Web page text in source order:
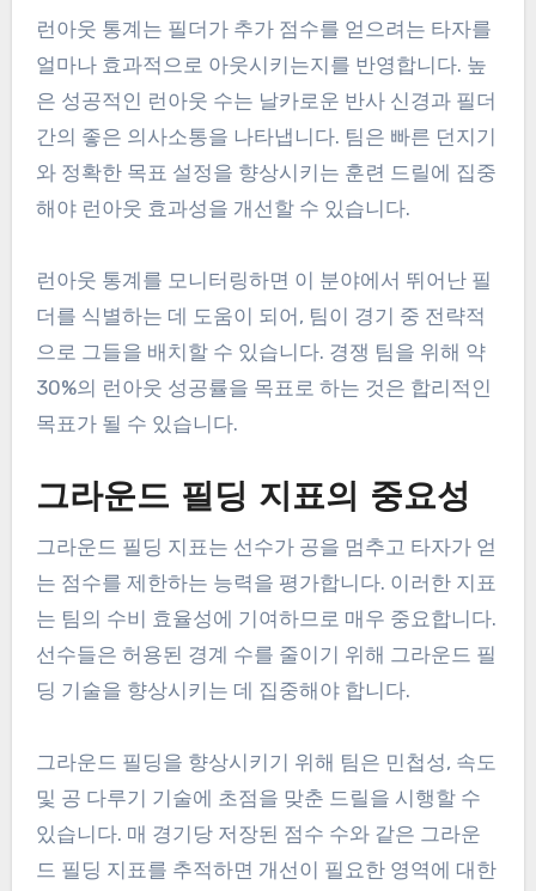
런아웃 통계는 필더가 추가 점수를 얻으려는 타자를
얼마나 효과적으로 아웃시키는지를 반영합니다. 높
은 성공적인 런아웃 수는 날카로운 반사 신경과 필더
간의 좋은 의사소통을 나타냅니다. 팀은 빠른 던지기
와 정확한 목표 설정을 향상시키는 훈련 드릴에 집중
해야 런아웃 효과성을 개선할 수 있습니다.
런아웃 통계를 모니터링하면 이 분야에서 뛰어난 필
더를 식별하는 데 도움이 되어, 팀이 경기 중 전략적
으로 그들을 배치할 수 있습니다. 경쟁 팀을 위해 약
30%의 런아웃 성공률을 목표로 하는 것은 합리적인
목표가 될 수 있습니다.
그라운드 필딩 지표의 중요성
그라운드 필딩 지표는 선수가 공을 멈추고 타자가 얻
는 점수를 제한하는 능력을 평가합니다. 이러한 지표
는 팀의 수비 효율성에 기여하므로 매우 중요합니다.
선수들은 허용된 경계 수를 줄이기 위해 그라운드 필
딩 기술을 향상시키는 데 집중해야 합니다.
그라운드 필딩을 향상시키기 위해 팀은 민첩성, 속도
및 공 다루기 기술에 초점을 맞춘 드릴을 시행할 수
있습니다. 매 경기당 저장된 점수 수와 같은 그라운
드 필딩 지표를 추적하면 개선이 필요한 영역에 대한